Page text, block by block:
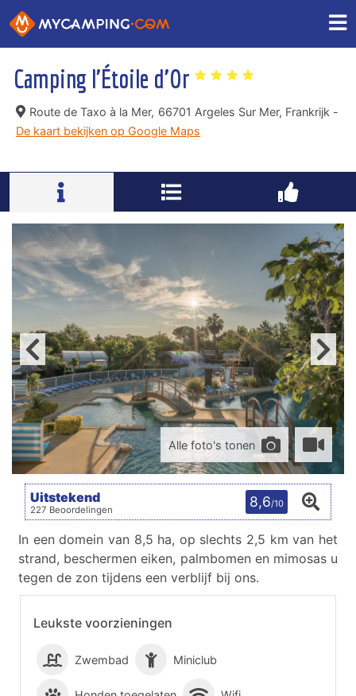
Camping l'Étoile d'Or
Route de Taxo à la Mer, 66701 Argeles Sur Mer, Frankrijk -
De kaart bekijken op Google Maps
Leukste voorzieningen
Zwembad Miniclub
Alle foto's tonen
Uitstekend
227 Beoordelingen 8,6/10
In een domein van 8,5 ha, op slechts 2,5 km van het
strand, beschermen eiken, palmbomen en mimosas u
tegen de zon tijdens een verblijf bij ons.